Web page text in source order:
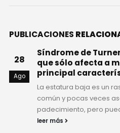
PUBLICACIONES
28
Ago
Síndrome de
que sólo afecta a
principal
La estatura baja es un
común y pocas veces
padecimiento, pero
leer más